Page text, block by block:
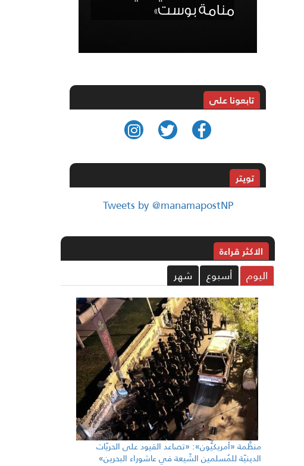
تابعونا على
تويتر
Tweets by @manamapostNP
الاکثر قراءة
اليوم
أسبوع شهر
منظَّمة «أمريكيُّون»: «تصاعد القيود على الحريّات
الدينيّة للمُسلمين الشّيعة في عاشوراء البحرين»